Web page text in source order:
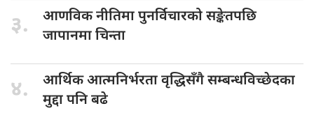
३. आणविक नीतिमापुनर्विचारको सङ्केतपछि
जापानमा चिन्ता
४. आर्थिक आत्मनिर्भरतावृद्धिसँगै सम्बन्धविच्छेदका
मुद्दा पनि बढे